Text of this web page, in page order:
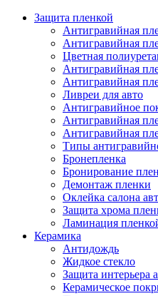
Защита пленкой
Антигравийная
Антигравийная
Цветная
Антигравийная
Антигравийная
Ливреи для авто
Антигравийное
Антигравийная
Антигравийная
Типы
Бронепленка
Бронирование
Демонтаж пленки
Оклейка салона
Защита хрома
Ламинация
Керамика
Антидождь
Жидкое стекло
Защита интерьера
Керамическое